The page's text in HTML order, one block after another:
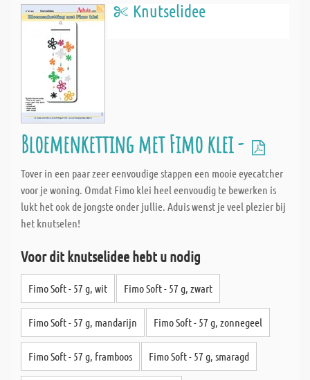
Knutselidee
Bloemenketting met Fimo klei -
Tover in een paar zeer eenvoudige stappen een mooie eyecatcher
voor je woning. Omdat Fimo klei heel eenvoudig te bewerken is
lukt het ook de jongste onder jullie. Aduis wenst je veel plezier bij
het knutselen!
Voor dit knutselidee hebt u nodig
Fimo Soft - 57 g, wit Fimo Soft - 57 g, zwart
Fimo Soft - 57 g, mandarijn Fimo Soft - 57 g, zonnegeel
Fimo Soft - 57 g, framboos Fimo Soft - 57 g, smaragd